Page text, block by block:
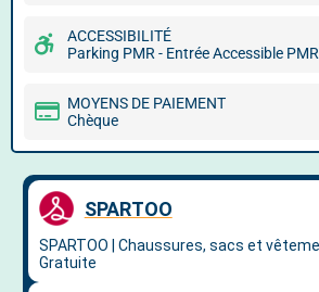
ACCESSIBILITÉ
Parking PMR - Entrée Accessible PMR
MOYENS DE PAIEMENT
Chèque